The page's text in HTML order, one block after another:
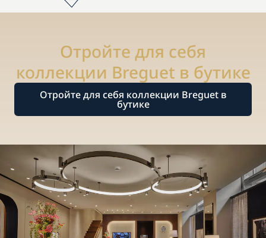
Отройте для себя
коллекции Breguet в бутике
Отройте для себя коллекции Breguet в
бутике